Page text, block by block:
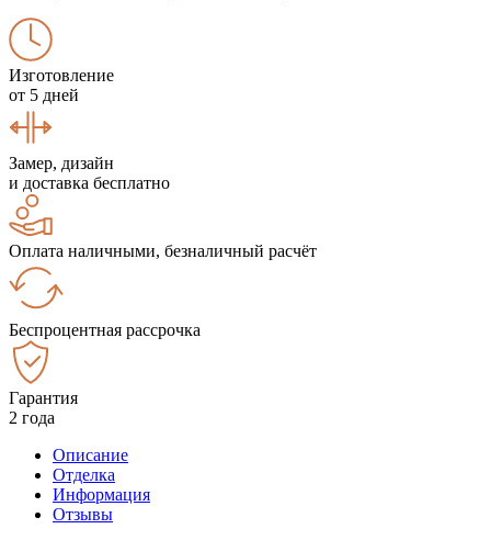
Изготовление
от 5 дней
Замер, дизайн
и доставка бесплатно
Оплата наличными, безналичный расчёт
Беспроцентная рассрочка
Гарантия
2 года
Описание
Отделка
Информация
Отзывы